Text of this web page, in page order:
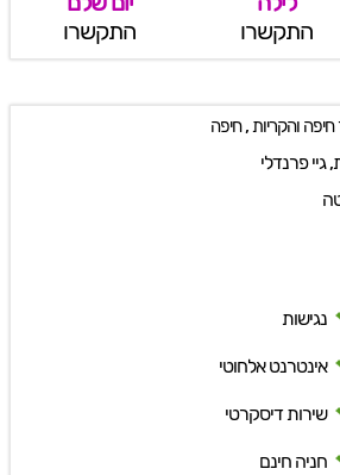
התקשרו
התקשרו
חיפה והקריות,חיפה
גיי פרנדלי
נגישות
אינטרנט אלחוטי
שירות דיסקרטי
חניה חינם